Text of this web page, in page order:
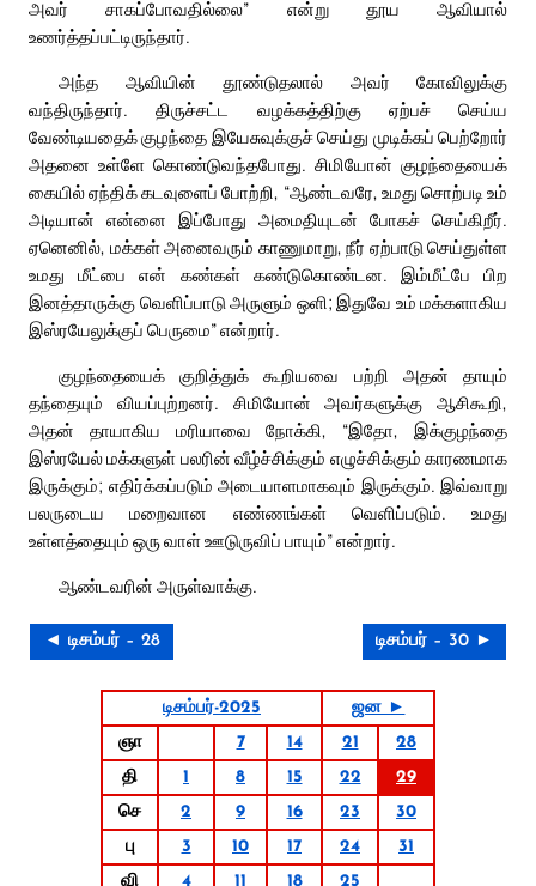
அவர் சாகப்போவதில்லை” என்று தூய ஆவியால்
உணர்த்தப்பட்டிருந்தார்.
அந்த ஆவியின் தூண்டுதலால் அவர் கோவிலுக்கு
வந்திருந்தார். திருச்சட்ட வழக்கத்திற்கு ஏற்பச் செய்ய
வேண்டியதைக் குழந்தை இயேசுவுக்குச் செய்து முடிக்கப் பெற்றோர்
அதனை உள்ளே கொண்டுவந்தபோது. சிமியோன் குழந்தையைக்
கையில் ஏந்திக் கடவுளைப் போற்றி, “ஆண்டவரே, உமது சொற்படி உம்
அடியான் என்னை இப்போது அமைதியுடன் போகச் செய்கிறீர்.
ஏனெனில், மக்கள் அனைவரும் காணுமாறு, நீர் ஏற்பாடு செய்துள்ள
உமது மீட்பை என் கண்கள் கண்டுகொண்டன. இம்மீட்பே பிற
இனத்தாருக்கு வெளிப்பாடு அருளும் ஒளி; இதுவே உம் மக்களாகிய
இஸ்ரயேலுக்குப் பெருமை” என்றார்.
குழந்தையைக் குறித்துக் கூறியவை பற்றி அதன் தாயும்
தந்தையும் வியப்புற்றனர். சிமியோன் அவர்களுக்கு ஆசிகூறி,
அதன் தாயாகிய மரியாவை நோக்கி, “இதோ, இக்குழந்தை
இஸ்ரயேல் மக்களுள் பலரின் வீழ்ச்சிக்கும் எழுச்சிக்கும் காரணமாக
இருக்கும்; எதிர்க்கப்படும் அடையாளமாகவும் இருக்கும். இவ்வாறு
பலருடைய மறைவான எண்ணங்கள் வெளிப்படும். உமது
உள்ளத்தையும் ஒரு வாள் ஊடுருவிப் பாயும்” என்றார்.
ஆண்டவரின் அருள்வாக்கு.
◄ டிசம்பர் – 28 டிசம்பர் – 30 ►
டிசம்பர்-2025
ஜன ►
ஞா
7 14 21
28
தி
1 8 15 22
29
செ
2 9 16 23
30
பு
3 10 17 24
31
வி
4 11 18
25